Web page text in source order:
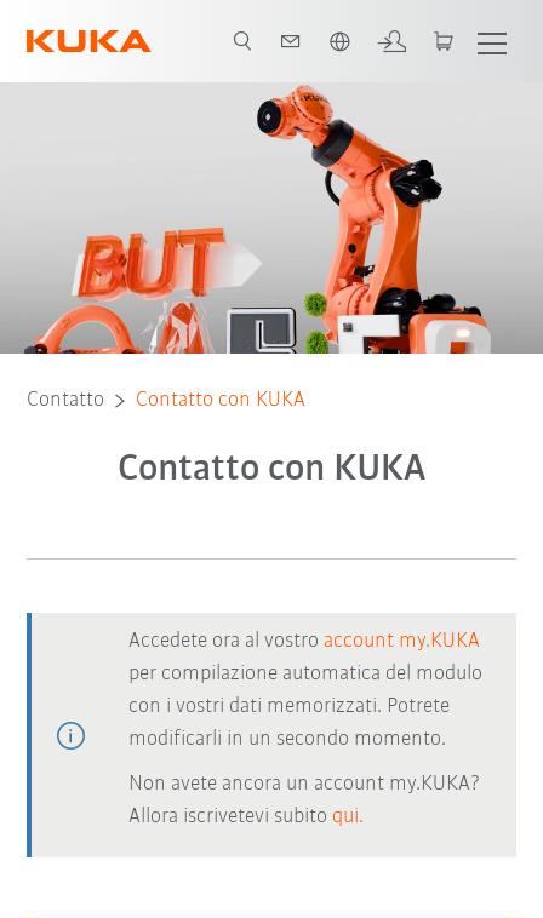
Contatto Contatto con KUKA
Contatto con KUKA
Accedete ora al vostro account my.KUKA
per compilazione automatica del modulo
con i vostri dati memorizzati. Potrete
modificarli in un secondo momento.
Non avete ancora un account my.KUKA?
Allora iscrivetevi subito qui.